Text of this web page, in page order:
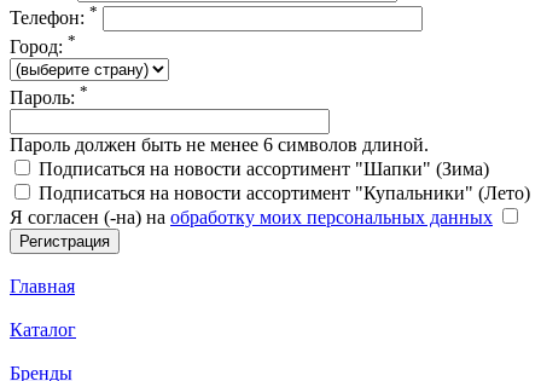
Телефон: *
Город: *
Пароль: *
Пароль должен быть не менее 6 символов длиной.
Подписаться на новости ассортимент "Шапки" (Зима)
Подписаться на новости ассортимент "Купальники" (Лето)
Я согласен (-на) на обработку моих персональных данных
Главная
Каталог
Бренды